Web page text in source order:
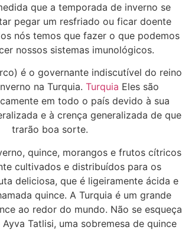
que a temporada de inverno se
pegar um resfriado ou ficar doente
nós temos que fazer o que podemos
nossos sistemas imunológicos.
é o governante indiscutível do reino
na Turquia. Turquia Eles são
em todo o país devido à sua
e à crença generalizada de que
trarão boa sorte.
quince, morangos e frutos cítricos
cultivados e distribuídos para os
deliciosa, que é ligeiramente ácida e
quince. A Turquia é um grande
ao redor do mundo. Não se esqueça
Tatlisi, uma sobremesa de quince